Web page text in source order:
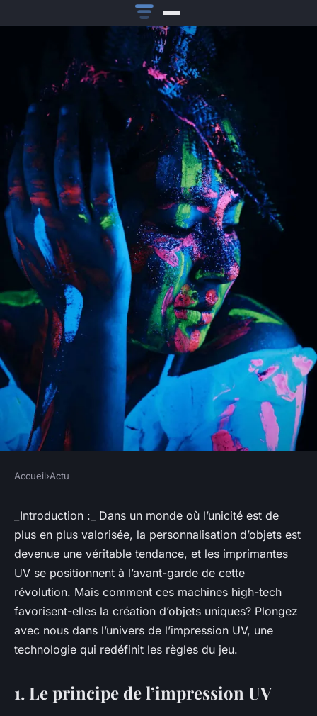
Comment les imprimantes UV
sont-elles utilisées pour la
personnalisation d'objets?
Guillaume•23 avril 2024•5 min de lecture
Accueil›Actu
_Introduction : _ Dans un monde où l’unicité est de
plus en plus valorisée, la personnalisation d’objets est
devenue une véritable tendance, et les imprimantes
UV se positionnent à l’avant-garde de cette
révolution. Mais comment ces machines high-tech
favorisent-elles la création d’objets uniques? Plongez
avec nous dans l’univers de l’impression UV, une
technologie qui redéfinit les règles du jeu.
1. Le principe de l’impression UV